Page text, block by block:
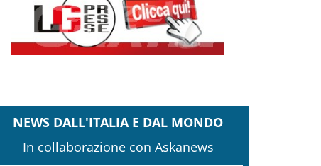
NEWS DALL'ITALIA E DAL MONDO
In collaborazione con Askanews